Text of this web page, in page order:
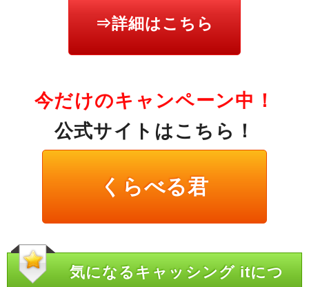
⇒詳細はこちら
今だけのキャンペーン中！
公式サイトはこちら！
くらべる君
気になるキャッシング itにつ